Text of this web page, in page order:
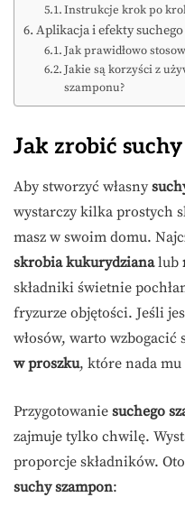
Instrukcje krok po
Aplikacja i efekty
Jak prawidłowo
Jakie są korzyści z
szamponu?
Jak zrobić
Aby stworzyć własny
wystarczy kilka prostych
masz w swoim domu.
skrobia kukurydzianalub
składniki świetnie
fryzurze objętości. Jeśli
włosów, warto
w proszku, które nada
Przygotowanie suchego
zajmuje tylko chwilę.
proporcje składników.
suchy szampon: